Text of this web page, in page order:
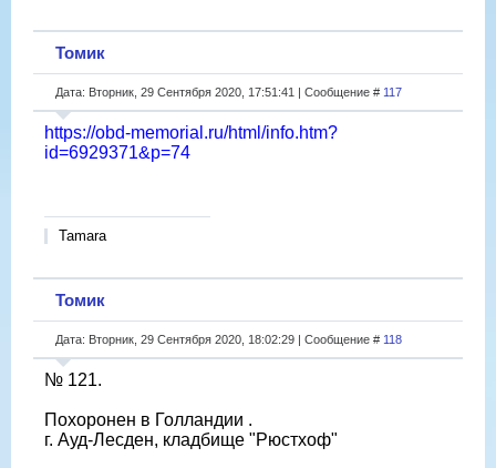
Томик
Дата: Вторник, 29 Сентября 2020, 17:51:41 | Сообщение # 117
https://obd-memorial.ru/html/info.htm?
id=6929371&p=74
Tamara
Томик
Дата: Вторник, 29 Сентября 2020, 18:02:29 | Сообщение # 118
№ 121.
Похоронен в Голландии .
г. Ауд-Лесден, кладбище "Рюстхоф"